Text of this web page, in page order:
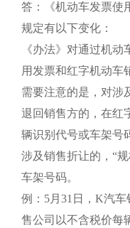
答：《机动车发票使
规定有以下变化：
《办法》对通过机
用发票和红字机动车
需要注意的是，对涉
退回销售方的，在红
辆识别代号或车架号
涉及销售折让的，“
车架号码。
例：5月31日，K汽
售公司以不含税价每